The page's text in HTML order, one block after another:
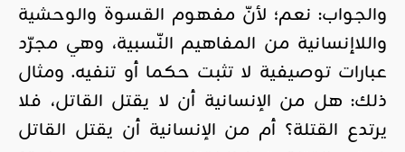
والجواب: نعم؛ لأنّ مفهوم القسوة والوحشية
واللاإنسانية من المفاهيم النّسبية، وهي مجرّد
عبارات توصيفية لا تثبت حكما أو تنفيه. ومثال
ذلك: هل من الإنسانية أن لا يقتل القاتل، فلا
يرتدع القتلة؟ أم من الإنسانية أن يقتل القاتل